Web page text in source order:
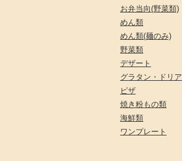
お弁当向(野菜類)
めん類
めん類(麺のみ)
野菜類
デザート
グラタン・ドリア
ピザ
焼き粉もの類
海鮮類
ワンプレート